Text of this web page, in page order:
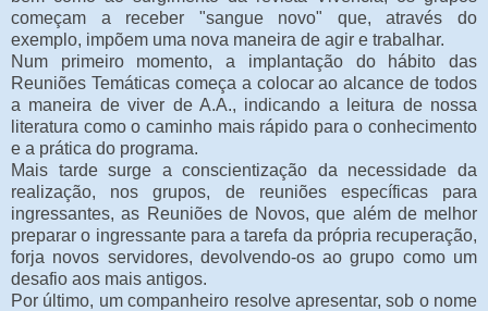
começam a receber "sangue novo" que, através do
exemplo, impõem uma nova maneira de agir e trabalhar.
Num primeiro momento, a implantação do hábito das
Reuniões Temáticas começa a colocar ao alcance de todos
a maneira de viver de A.A., indicando a leitura de nossa
literatura como o caminho mais rápido para o conhecimento
e a prática do programa.
Mais tarde surge a conscientização da necessidade da
realização, nos grupos, de reuniões específicas para
ingressantes, as Reuniões de Novos, que além de melhor
preparar o ingressante para a tarefa da própria recuperação,
forja novos servidores, devolvendo-os ao grupo como um
desafio aos mais antigos.
Por último, um companheiro resolve apresentar, sob o nome